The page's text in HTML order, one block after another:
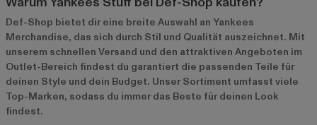
Def-Shop bietet dir eine breite Auswahl an Yankees
Merchandise, das sich durch Stil und Qualität auszeichnet. Mit
unserem schnellen Versand und den attraktiven Angeboten im
Outlet-Bereich findest du garantiert die passenden Teile für
deinen Style und dein Budget. Unser Sortiment umfasst viele
Top-Marken, sodass du immer das Beste für deinen Look
findest.